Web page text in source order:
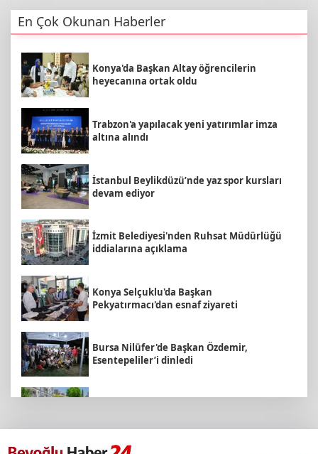
En Çok Okunan Haberler
Konya'da Başkan Altay öğrencilerin
heyecanına ortak oldu
Trabzon'a yapılacak yeni yatırımlar imza
altına alındı
İstanbul Beylikdüzü’nde yaz spor kursları
devam ediyor
İzmit Belediyesi'nden Ruhsat Müdürlüğü
iddialarına açıklama
Konya Selçuklu'da Başkan
Pekyatırmacı'dan esnaf ziyareti
Bursa Nilüfer'de Başkan Özdemir,
Esentepeliler’i dinledi